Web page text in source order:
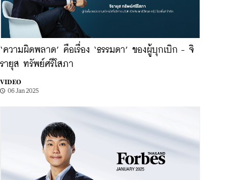
‘ความผิดพลาด’ คือเรื่อง ‘ธรรมดา’ ของผู้บุกเบิก - จิ
รายุส ทรัพย์ศรีโสภา
VIDEO
06 Jan 2025